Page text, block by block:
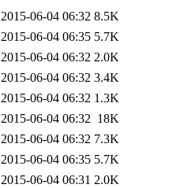
2015-06-04 06:32 8.5K
2015-06-04 06:35 5.7K
2015-06-04 06:32 2.0K
2015-06-04 06:32 3.4K
2015-06-04 06:32 1.3K
2015-06-04 06:32 18K
2015-06-04 06:32 7.3K
2015-06-04 06:35 5.7K
2015-06-04 06:31 2.0K